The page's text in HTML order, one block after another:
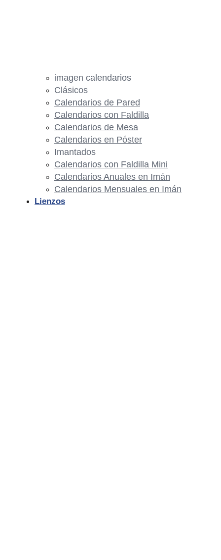
imagen calendarios
Clásicos
Calendarios de Pared
Calendarios con Faldilla
Calendarios de Mesa
Calendarios en Póster
Imantados
Calendarios con Faldilla Mini
Calendarios Anuales en Imán
Calendarios Mensuales en Imán
Lienzos